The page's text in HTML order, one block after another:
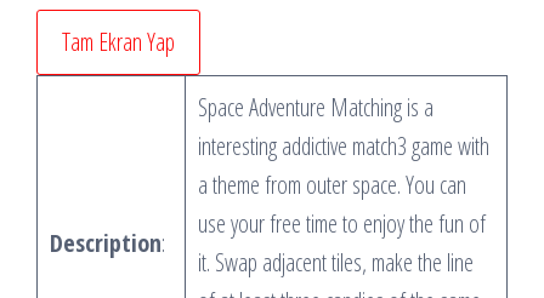
Tam Ekran Yap
Description:
Space Adventure Matching is a
interesting addictive match3 game with
a theme from outer space. You can
use your free time to enjoy the fun of
it. Swap adjacent tiles, make the line